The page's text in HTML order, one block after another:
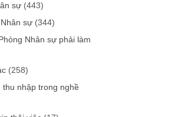
sự (443)
sự (344)
Nhân sự phải làm
(258)
nhập trong nghề